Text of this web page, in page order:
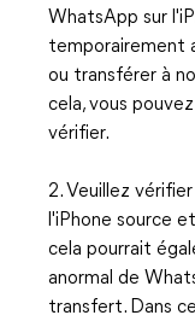
WhatsApp sur
temporairement
ou transférer à
cela, vous
vérifier.
2. Veuillez
l'iPhone source
cela pourrait
anormal de
transfert. Dans